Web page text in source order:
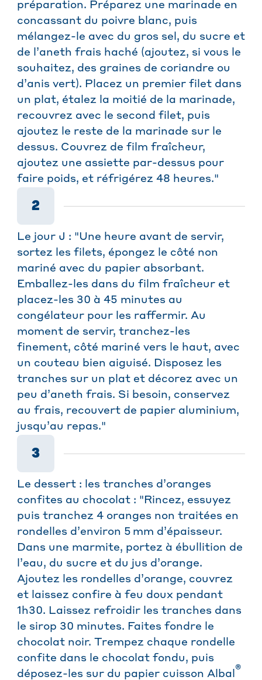
préparation. Préparez une marinade en
concassant du poivre blanc, puis
mélangez-le avec du gros sel, du sucre et
de l’aneth frais haché (ajoutez, si vous le
souhaitez, des graines de coriandre ou
d’anis vert). Placez un premier filet dans
un plat, étalez la moitié de la marinade,
recouvrez avec le second filet, puis
ajoutez le reste de la marinade sur le
dessus. Couvrez de film fraîcheur,
ajoutez une assiette par-dessus pour
faire poids, et réfrigérez 48 heures."
2
Le jour J : "Une heure avant de servir,
sortez les filets, épongez le côté non
mariné avec du papier absorbant.
Emballez-les dans du film fraîcheur et
placez-les 30 à 45 minutes au
congélateur pour les raffermir. Au
moment de servir, tranchez-les
finement, côté mariné vers le haut, avec
un couteau bien aiguisé. Disposez les
tranches sur un plat et décorez avec un
peu d’aneth frais. Si besoin, conservez
au frais, recouvert de papier aluminium,
jusqu’au repas."
3
Le dessert : les tranches d’oranges
confites au chocolat : "Rincez, essuyez
puis tranchez 4 oranges non traitées en
rondelles d’environ 5 mm d’épaisseur.
Dans une marmite, portez à ébullition de
l’eau, du sucre et du jus d’orange.
Ajoutez les rondelles d’orange, couvrez
et laissez confire à feu doux pendant
1h30. Laissez refroidir les tranches dans
le sirop 30 minutes. Faites fondre le
chocolat noir. Trempez chaque rondelle
confite dans le chocolat fondu, puis
déposez-les sur du papier cuisson Albal ®